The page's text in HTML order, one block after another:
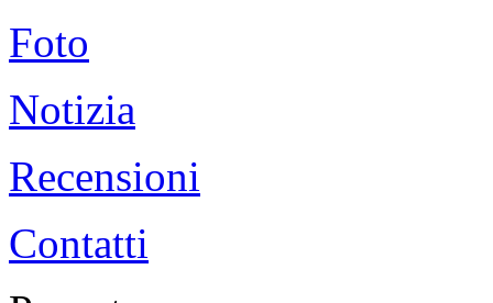
Foto
Notizia
Recensioni
Contatti